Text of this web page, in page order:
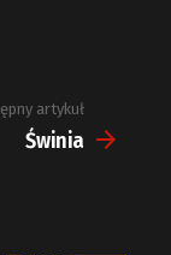
artykuł
Świnia